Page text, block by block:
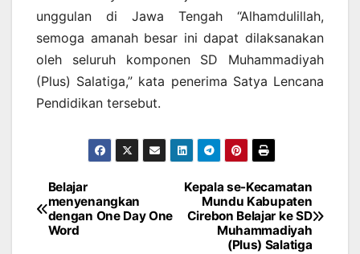
unggulan di Jawa Tengah “Alhamdulillah,
semoga amanah besar ini dapat dilaksanakan
oleh seluruh komponen SD Muhammadiyah
(Plus) Salatiga,” kata penerima Satya Lencana
Pendidikan tersebut.
Post
navigation
Kepala se-Kecamatan
Mundu Kabupaten
Cirebon Belajar ke SD
Muhammadiyah
(Plus) Salatiga
Belajar
menyenangkan
dengan One Day One
Word